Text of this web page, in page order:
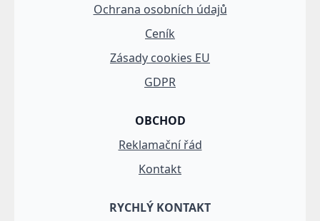
Ochrana osobních údajů
Ceník
Zásady cookies EU
GDPR
OBCHOD
Reklamační řád
Kontakt
RYCHLÝ KONTAKT